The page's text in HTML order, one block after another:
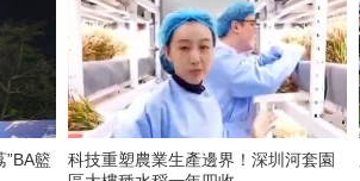
籃
科技重塑農業生產邊界！深圳河套園